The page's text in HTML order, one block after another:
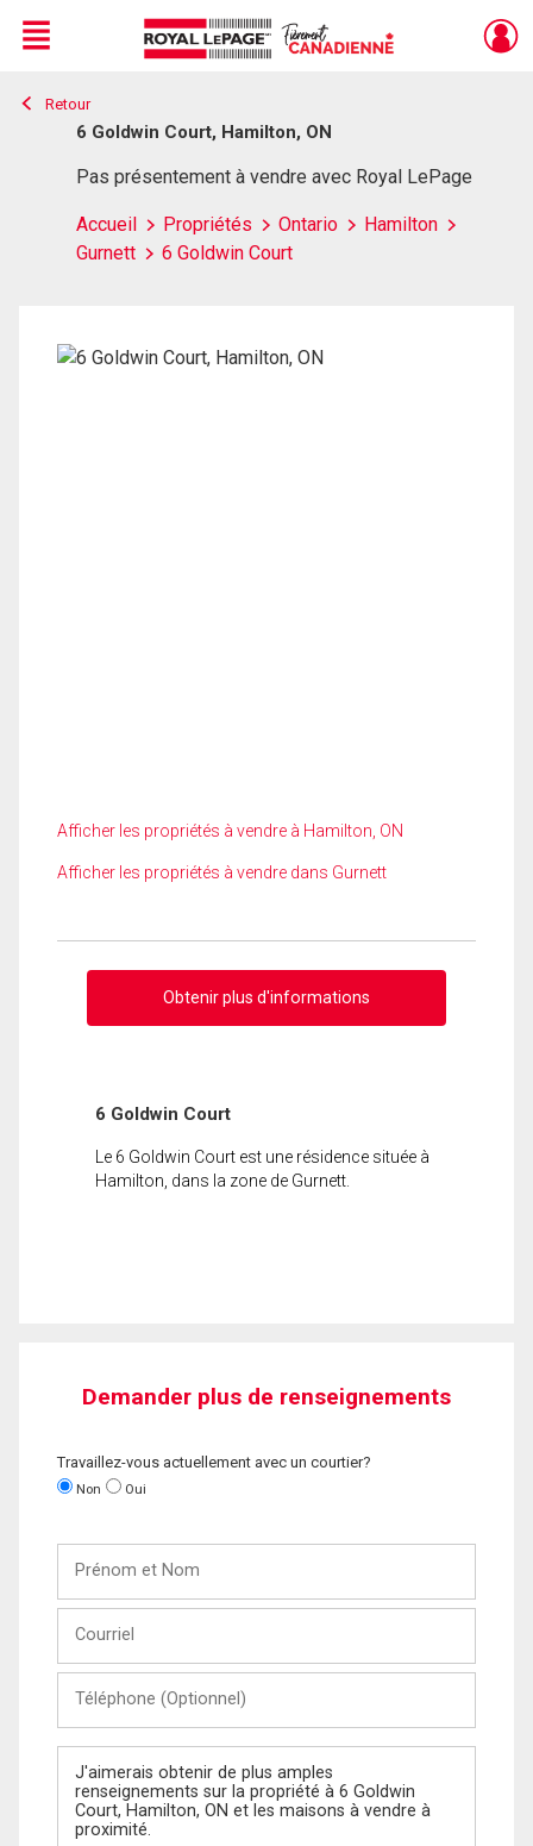
Live
En Direct
Menu
Retour
6 Goldwin Court, Hamilton, ON
Pas présentement à vendre avec Royal LePage
Accueil Propriétés Ontario
Hamilton
Gurnett
6 Goldwin Court
Afficher les propriétés à vendre à Hamilton, ON
Afficher les propriétés à vendre dans Gurnett
Obtenir plus d'informations
6 Goldwin Court
Le 6 Goldwin Court est une résidence située à
Hamilton, dans la zone de Gurnett.
Demander plus de renseignements
Travaillez-vous actuellement avec un courtier?
Non Oui
Nom
(Optionnel)
Message